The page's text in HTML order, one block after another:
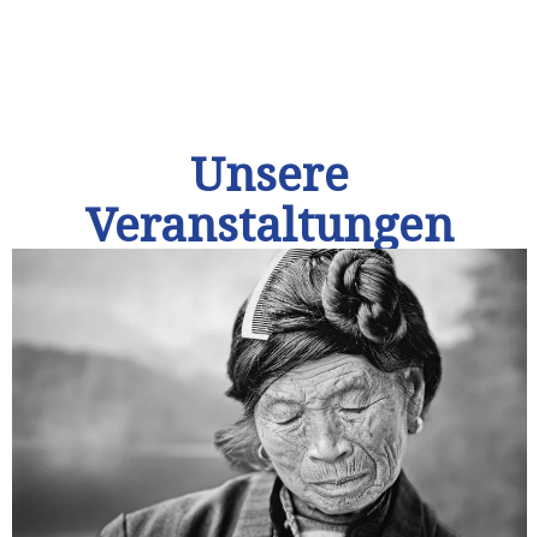
Unsere
Veranstaltungen